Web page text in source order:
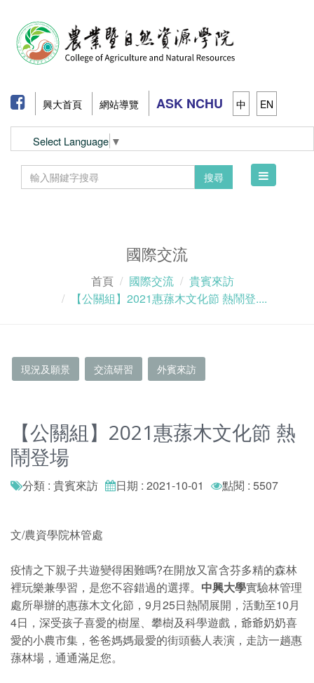
興大首頁 網站導覽 ASK NCHU 中 EN
Select Language ▼
搜尋
Toggle
國際交流
首頁 國際交流
貴賓來訪
【公關組】2021惠蓀木文化節 熱鬧登....
現況及願景 交流研習 外賓來訪
【公關組】2021惠蓀木文化節 熱
鬧登場
分類 : 貴賓來訪 日期 : 2021-10-01 點閱 : 5507
文/農資學院林管處
疫情之下親子共遊變得困難嗎?在開放又富含芬多精的森林
裡玩樂兼學習，是您不容錯過的選擇。 中興大學實驗林管理
處所舉辦的惠蓀木文化節，9月25日熱鬧展開，活動至10月
4日，深受孩子喜愛的樹屋、攀樹及科學遊戲，爺爺奶奶喜
愛的小農市集，爸爸媽媽最愛的街頭藝人表演，走訪一趟惠
蓀林場，通通滿足您。